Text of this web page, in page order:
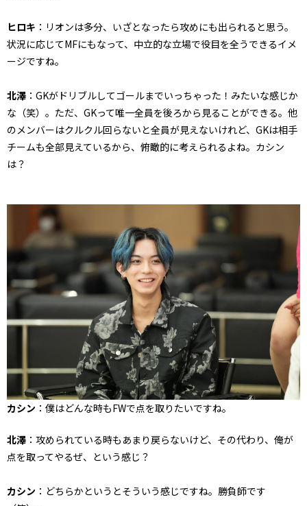
ヒロキ ：リオンは多分、いざとなったら攻めにも出られると思う。
状況に応じてMFにもなって、中立的な立場で役目を全うできるイメ
ージですね。
北澤 ：GKがドリブルしてゴールまでいっちゃった！みたいな感じか
な（笑）。ただ、GKって唯一全員を後ろから見ることができる。他
のメンバーはクルクル回らないと全員が見えないけれど、GKは相手
チームも全部見えているから、俯瞰的に考えられるよね。カシン
は？
カシン ：僕はどんな時もFWで点を取りたいですね。
北澤 ：攻められている時もあまり戻らないけど、その代わり、俺が
点を取ってやるぜ、という感じ？
カシン ：どちらかというとそういう感じですね。勝負師です